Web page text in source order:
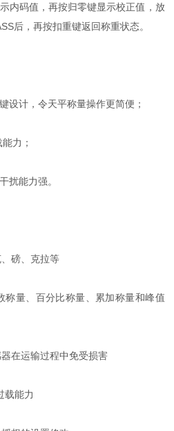
码值，再按归零键显示校正值，放
后，再按扣重键返回称重状态。
计，令天平称量操作更简便；
力；
能力强。
磅、克拉等
量、百分比称量、累加称量和峰值
在运输过程中免受损害
能力